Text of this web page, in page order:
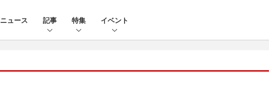
ニュース 記事 特集 イベント